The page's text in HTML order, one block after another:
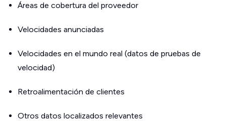
Áreas de cobertura del proveedor
Velocidades anunciadas
Velocidades en el mundo real (datos de pruebas de
velocidad)
Retroalimentación de clientes
Otros datos localizados relevantes